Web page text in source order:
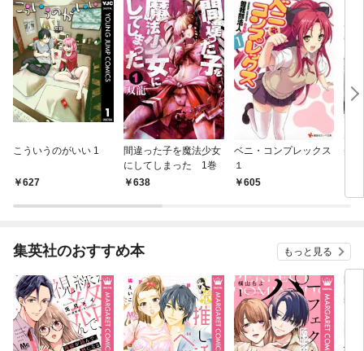
こういうのがいい 1
627
間違った子を魔法少女
にしてしまった 1巻
638
ベニ・コンプレックス
１
605
美
集英社のおすすめ本 もっと見る